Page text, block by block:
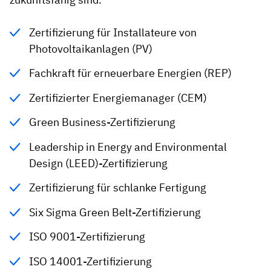
Zertifizierung für Installateure von
Photovoltaikanlagen (PV)
Fachkraft für erneuerbare Energien (REP)
Zertifizierter Energiemanager (CEM)
Green Business-Zertifizierung
Leadership in Energy and Environmental
Design (LEED)-Zertifizierung
Zertifizierung für schlanke Fertigung
Six Sigma Green Belt-Zertifizierung
ISO 9001-Zertifizierung
ISO 14001-Zertifizierung